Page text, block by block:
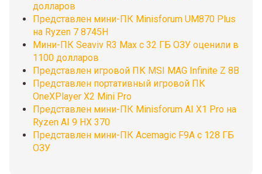
долларов
Представлен мини-ПК Minisforum UM870 Plus
на Ryzen 7 8745H
Мини-ПК Seaviv R3 Max с 32 ГБ ОЗУ оценили в
1100 долларов
Представлен игровой ПК MSI MAG Infinite Z 8B
Представлен портативный игровой ПК
OneXPlayer X2 Mini Pro
Представлен мини-ПК Minisforum AI X1 Pro на
Ryzen AI 9 HX 370
Представлен мини-ПК Acemagic F9A с 128 ГБ
ОЗУ